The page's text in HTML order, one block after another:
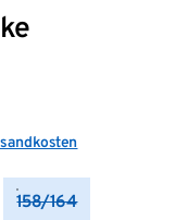
158/164